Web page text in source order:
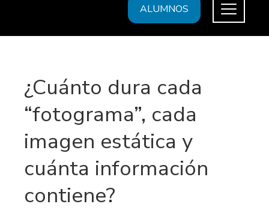
ALUMNOS
¿Cuánto dura cada
“fotograma”, cada
imagen estática y
cuánta información
contiene?